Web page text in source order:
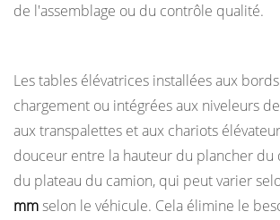
de l'assemblage ou du contrôle qualité.
Les tables élévatrices installées aux
chargement ou intégrées aux niveleurs
aux transpalettes et aux chariots
douceur entre la hauteur du plancher du
du plateau du camion, qui peut varier
mmselon le véhicule. Cela élimine le